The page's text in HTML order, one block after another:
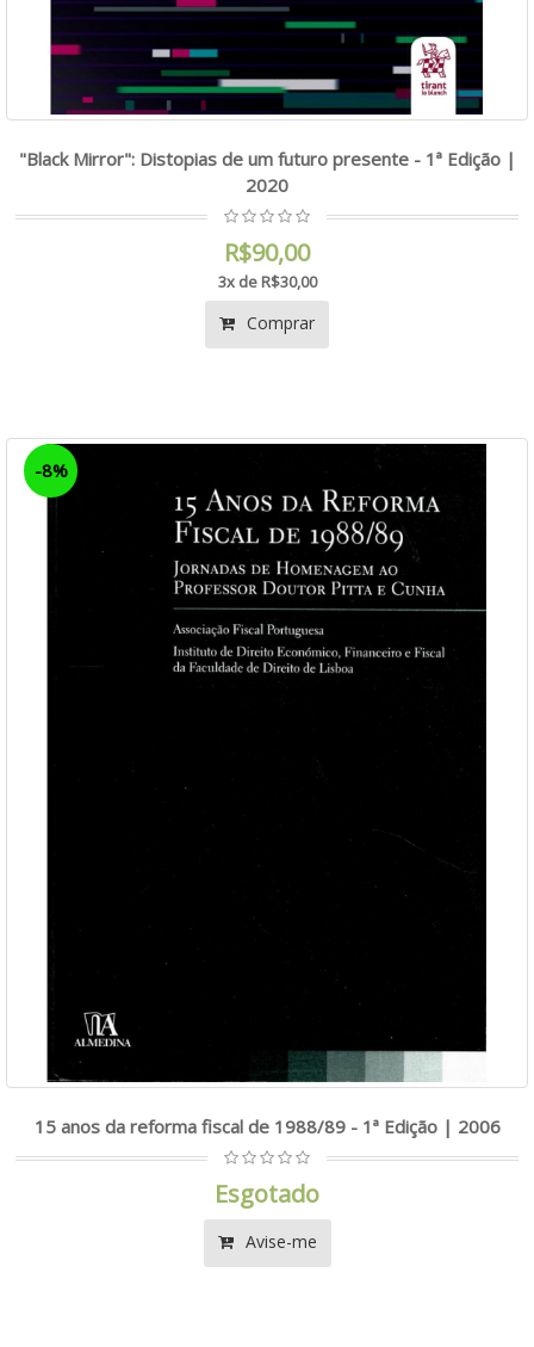
"Black Mirror": Distopias de um futuro presente - 1ª Edição |
2020
R$90,00
3x de R$30,00
Comprar
-8%
15 anos da reforma fiscal de 1988/89 - 1ª Edição | 2006
Esgotado
Avise-me